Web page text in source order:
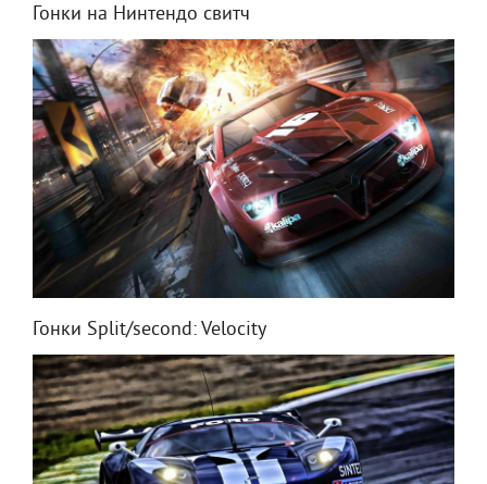
Гонки на Нинтендо свитч
Гонки Split/second: Velocity